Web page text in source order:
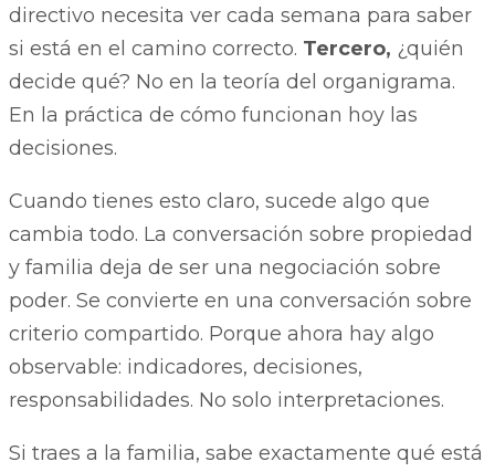
directivo necesita ver cada semana para saber
si está en el camino correcto. Tercero, ¿quién
decide qué? No en la teoría del organigrama.
En la práctica de cómo funcionan hoy las
decisiones.
Cuando tienes esto claro, sucede algo que
cambia todo. La conversación sobre propiedad
y familia deja de ser una negociación sobre
poder. Se convierte en una conversación sobre
criterio compartido. Porque ahora hay algo
observable: indicadores, decisiones,
responsabilidades. No solo interpretaciones.
Si traes a la familia, sabe exactamente qué está